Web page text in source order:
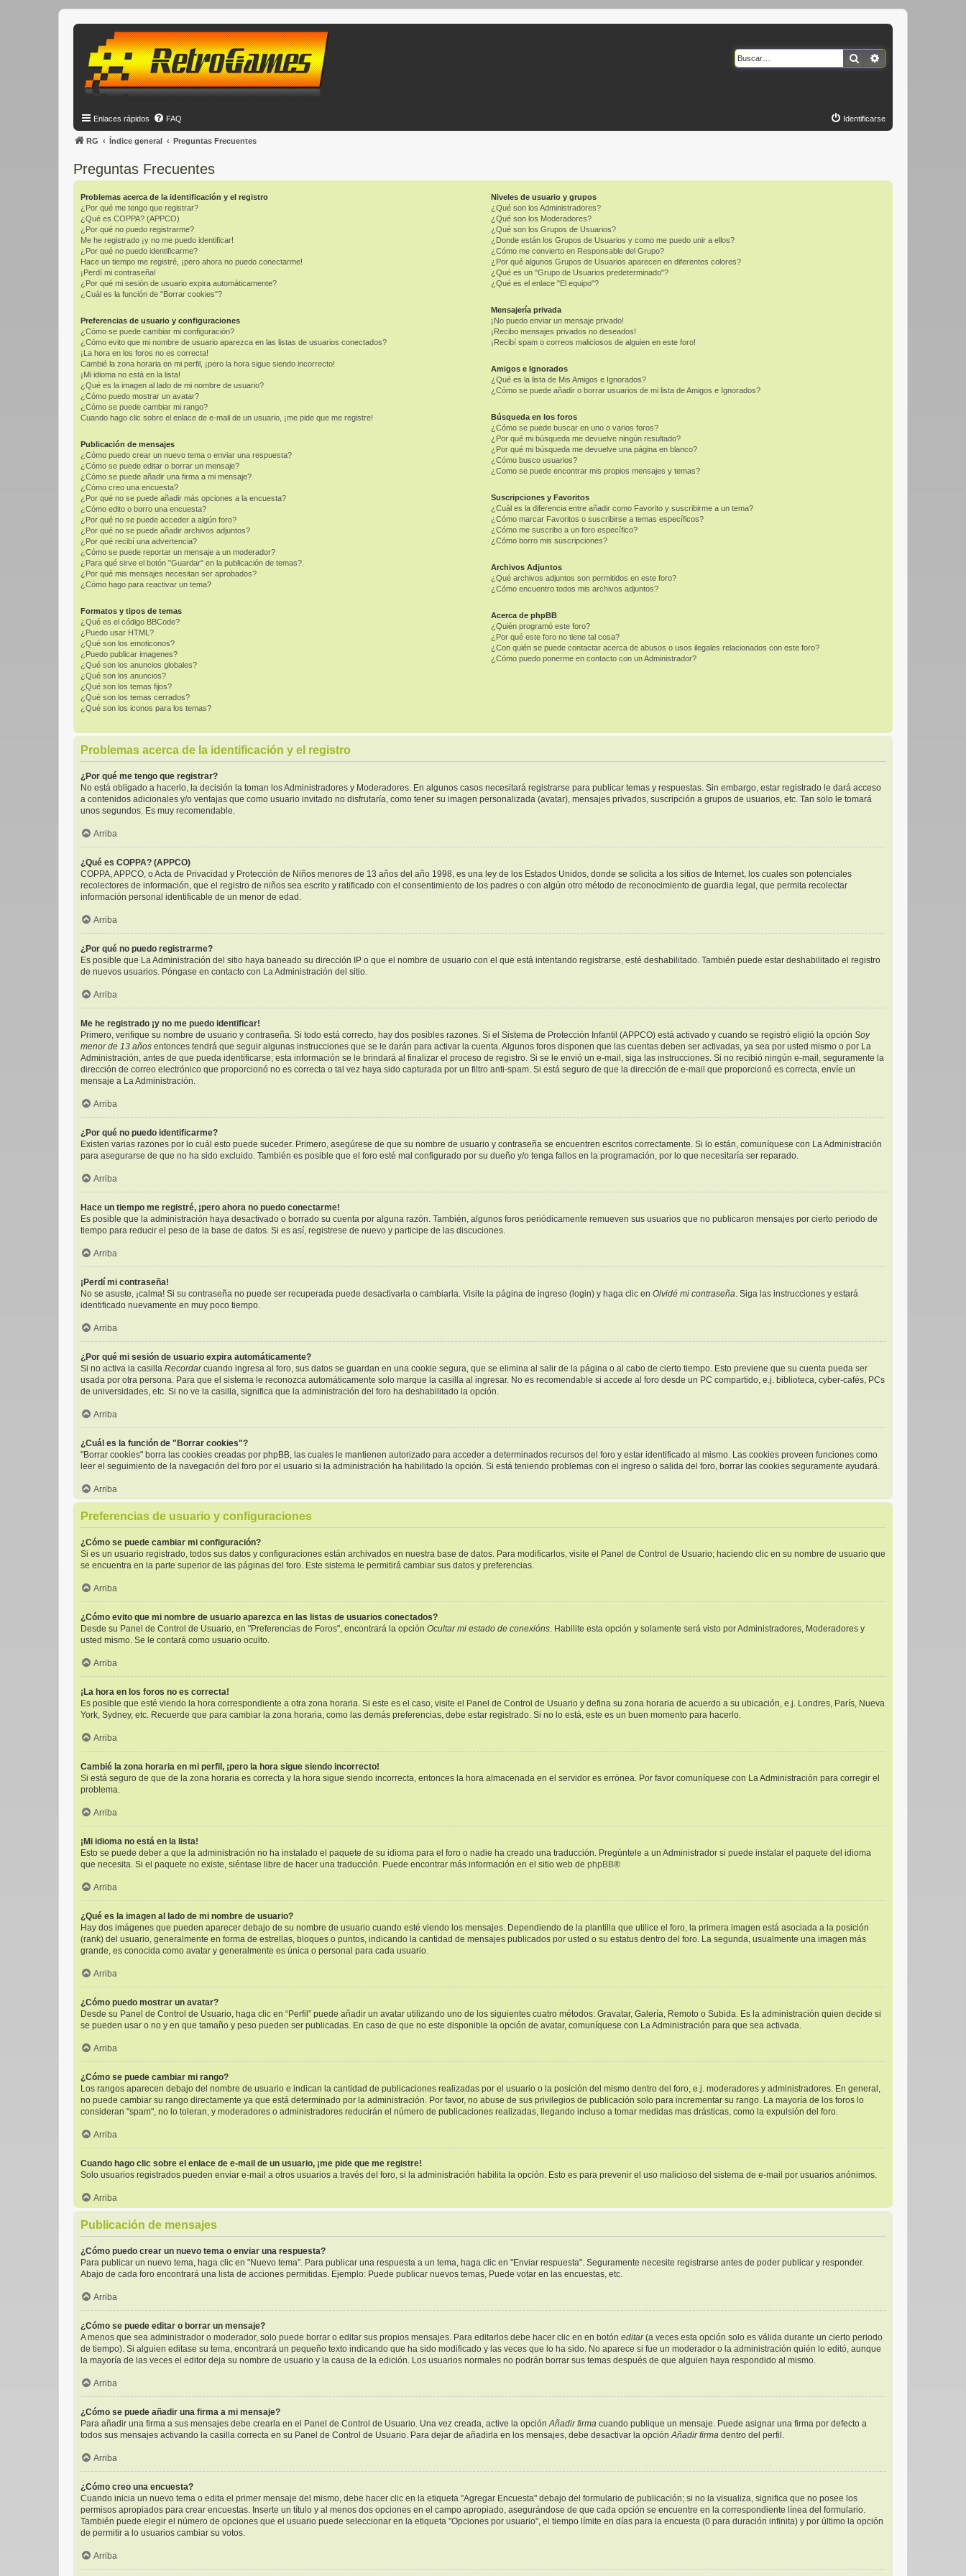
Buscar
Enlaces rápidos FAQ Identificarse
RG Índice general Preguntas Frecuentes
Preguntas Frecuentes
Problemas acerca de la identificación y el registro
¿Por qué me tengo que registrar?
¿Qué es COPPA? (APPCO)
¿Por qué no puedo registrarme?
Me he registrado ¡y no me puedo identificar!
¿Por qué no puedo identificarme?
Hace un tiempo me registré, ¡pero ahora no puedo conectarme!
¡Perdí mi contraseña!
¿Por qué mi sesión de usuario expira automáticamente?
¿Cuál es la función de "Borrar cookies"?
Preferencias de usuario y configuraciones
¿Cómo se puede cambiar mi configuración?
¿Cómo evito que mi nombre de usuario aparezca en las listas de usuarios conectados?
¡La hora en los foros no es correcta!
Cambié la zona horaria en mi perfil, ¡pero la hora sigue siendo incorrecto!
¡Mi idioma no está en la lista!
¿Qué es la imagen al lado de mi nombre de usuario?
¿Cómo puedo mostrar un avatar?
¿Cómo se puede cambiar mi rango?
Cuando hago clic sobre el enlace de e-mail de un usuario, ¡me pide que me registre!
Publicación de mensajes
¿Cómo puedo crear un nuevo tema o enviar una respuesta?
¿Cómo se puede editar o borrar un mensaje?
¿Cómo se puede añadir una firma a mi mensaje?
¿Cómo creo una encuesta?
¿Por qué no se puede añadir más opciones a la encuesta?
¿Cómo edito o borro una encuesta?
¿Por qué no se puede acceder a algún foro?
¿Por qué no se puede añadir archivos adjuntos?
¿Por qué recibí una advertencia?
¿Cómo se puede reportar un mensaje a un moderador?
¿Para qué sirve el botón "Guardar" en la publicación de temas?
¿Por qué mis mensajes necesitan ser aprobados?
¿Cómo hago para reactivar un tema?
Formatos y tipos de temas
¿Qué es el código BBCode?
¿Puedo usar HTML?
¿Qué son los emoticonos?
¿Puedo publicar imagenes?
¿Qué son los anuncios globales?
¿Qué son los anuncios?
¿Qué son los temas fijos?
¿Qué son los temas cerrados?
¿Qué son los iconos para los temas?
Niveles de usuario y grupos
¿Qué son los Administradores?
¿Qué son los Moderadores?
¿Qué son los Grupos de Usuarios?
¿Donde están los Grupos de Usuarios y como me puedo unir a ellos?
¿Cómo me convierto en Responsable del Grupo?
¿Por qué algunos Grupos de Usuarios aparecen en diferentes colores?
¿Qué es un "Grupo de Usuarios predeterminado"?
¿Qué es el enlace "El equipo"?
Mensajería privada
¡No puedo enviar un mensaje privado!
¡Recibo mensajes privados no deseados!
¡Recibí spam o correos maliciosos de alguien en este foro!
Amigos e Ignorados
¿Qué es la lista de Mis Amigos e Ignorados?
¿Cómo se puede añadir o borrar usuarios de mi lista de Amigos e Ignorados?
Búsqueda en los foros
¿Cómo se puede buscar en uno o varios foros?
¿Por qué mi búsqueda me devuelve ningún resultado?
¿Por qué mi búsqueda me devuelve una página en blanco?
¿Cómo busco usuarios?
¿Como se puede encontrar mis propios mensajes y temas?
Suscripciones y Favoritos
¿Cuál es la diferencia entre añadir como Favorito y suscribirme a un tema?
¿Cómo marcar Favoritos o suscribirse a temas específicos?
¿Cómo me suscribo a un foro específico?
¿Cómo borro mis suscripciones?
Archivos Adjuntos
¿Qué archivos adjuntos son permitidos en este foro?
¿Cómo encuentro todos mis archivos adjuntos?
Acerca de phpBB
¿Quién programó este foro?
¿Por qué este foro no tiene tal cosa?
¿Con quién se puede contactar acerca de abusos o usos ilegales relacionados con este foro?
¿Cómo puedo ponerme en contacto con un Administrador?
Problemas acerca de la identificación y el registro
¿Por qué me tengo que registrar?
No está obligado a hacerlo, la decisión la toman los Administradores y Moderadores. En algunos casos necesitará registrarse para publicar temas y respuestas. Sin embargo, estar registrado le dará acceso
a contenidos adicionales y/o ventajas que como usuario invitado no disfrutaría, como tener su imagen personalizada (avatar), mensajes privados, suscripción a grupos de usuarios, etc. Tan solo le tomará
unos segundos. Es muy recomendable.
Arriba
¿Qué es COPPA? (APPCO)
COPPA, APPCO, o Acta de Privacidad y Protección de Niños menores de 13 años del año 1998, es una ley de los Estados Unidos, donde se solicita a los sitios de Internet, los cuales son potenciales
recolectores de información, que el registro de niños sea escrito y ratificado con el consentimiento de los padres o con algún otro método de reconocimiento de guardia legal, que permita recolectar
información personal identificable de un menor de edad.
Arriba
¿Por qué no puedo registrarme?
Es posible que La Administración del sitio haya baneado su dirección IP o que el nombre de usuario con el que está intentando registrarse, esté deshabilitado. También puede estar deshabilitado el registro
de nuevos usuarios. Póngase en contacto con La Administración del sitio.
Arriba
Me he registrado ¡y no me puedo identificar!
Primero, verifique su nombre de usuario y contraseña. Si todo está correcto, hay dos posibles razones. Si el Sistema de Protección Infantil (APPCO) está activado y cuando se registró eligió la opción Soy
menor de 13 años entonces tendrá que seguir algunas instrucciones que se le darán para activar la cuenta. Algunos foros disponen que las cuentas deben ser activadas, ya sea por usted mismo o por La
Administración, antes de que pueda identificarse; esta información se le brindará al finalizar el proceso de registro. Si se le envió un e-mail, siga las instrucciones. Si no recibió ningún e-mail, seguramente la
dirección de correo electrónico que proporcionó no es correcta o tal vez haya sido capturada por un filtro anti-spam. Si está seguro de que la dirección de e-mail que proporcionó es correcta, envíe un
mensaje a La Administración.
Arriba
¿Por qué no puedo identificarme?
Existen varias razones por lo cuál esto puede suceder. Primero, asegúrese de que su nombre de usuario y contraseña se encuentren escritos correctamente. Si lo están, comuníquese con La Administración
para asegurarse de que no ha sido excluido. También es posible que el foro esté mal configurado por su dueño y/o tenga fallos en la programación, por lo que necesitaría ser reparado.
Arriba
Hace un tiempo me registré, ¡pero ahora no puedo conectarme!
Es posible que la administración haya desactivado o borrado su cuenta por alguna razón. También, algunos foros periódicamente remueven sus usuarios que no publicaron mensajes por cierto periodo de
tiempo para reducir el peso de la base de datos. Si es así, registrese de nuevo y participe de las discuciones.
Arriba
¡Perdí mi contraseña!
No se asuste, ¡calma! Si su contraseña no puede ser recuperada puede desactivarla o cambiarla. Visite la página de ingreso (login) y haga clic en Olvidé mi contraseña. Siga las instrucciones y estará
identificado nuevamente en muy poco tiempo.
Arriba
¿Por qué mi sesión de usuario expira automáticamente?
Si no activa la casilla Recordarcuando ingresa al foro, sus datos se guardan en una cookie segura, que se elimina al salir de la página o al cabo de cierto tiempo. Esto previene que su cuenta pueda ser
usada por otra persona. Para que el sistema le reconozca automáticamente solo marque la casilla al ingresar. No es recomendable si accede al foro desde un PC compartido, e.j. biblioteca, cyber-cafés, PCs
de universidades, etc. Si no ve la casilla, significa que la administración del foro ha deshabilitado la opción.
Arriba
¿Cuál es la función de "Borrar cookies"?
"Borrar cookies" borra las cookies creadas por phpBB, las cuales le mantienen autorizado para acceder a determinados recursos del foro y estar identificado al mismo. Las cookies proveen funciones como
leer el seguimiento de la navegación del foro por el usuario si la administración ha habilitado la opción. Si está teniendo problemas con el ingreso o salida del foro, borrar las cookies seguramente ayudará.
Arriba
Preferencias de usuario y configuraciones
¿Cómo se puede cambiar mi configuración?
Si es un usuario registrado, todos sus datos y configuraciones están archivados en nuestra base de datos. Para modificarlos, visite el Panel de Control de Usuario; haciendo clic en su nombre de usuario que
se encuentra en la parte superior de las páginas del foro. Este sistema le permitirá cambiar sus datos y preferencias.
Arriba
¿Cómo evito que mi nombre de usuario aparezca en las listas de usuarios conectados?
Desde su Panel de Control de Usuario, en "Preferencias de Foros", encontrará la opción Ocultar mi estado de conexións. Habilite esta opción y solamente será visto por Administradores, Moderadores y
usted mismo. Se le contará como usuario oculto.
Arriba
¡La hora en los foros no es correcta!
Es posible que esté viendo la hora correspondiente a otra zona horaria. Si este es el caso, visite el Panel de Control de Usuario y defina su zona horaria de acuerdo a su ubicación, e.j. Londres, París, Nueva
York, Sydney, etc. Recuerde que para cambiar la zona horaria, como las demás preferencias, debe estar registrado. Si no lo está, este es un buen momento para hacerlo.
Arriba
Cambié la zona horaria en mi perfil, ¡pero la hora sigue siendo incorrecto!
Si está seguro de que de la zona horaria es correcta y la hora sigue siendo incorrecta, entonces la hora almacenada en el servidor es errónea. Por favor comuníquese con La Administración para corregir el
problema.
Arriba
¡Mi idioma no está en la lista!
Esto se puede deber a que la administración no ha instalado el paquete de su idioma para el foro o nadie ha creado una traducción. Pregúntele a un Administrador si puede instalar el paquete del idioma
que necesita. Si el paquete no existe, siéntase libre de hacer una traducción. Puede encontrar más información en el sitio web de phpBB®
Arriba
¿Qué es la imagen al lado de mi nombre de usuario?
Hay dos imágenes que pueden aparecer debajo de su nombre de usuario cuando esté viendo los mensajes. Dependiendo de la plantilla que utilice el foro, la primera imagen está asociada a la posición
(rank) del usuario, generalmente en forma de estrellas, bloques o puntos, indicando la cantidad de mensajes publicados por usted o su estatus dentro del foro. La segunda, usualmente una imagen más
grande, es conocida como avatar y generalmente es única o personal para cada usuario.
Arriba
¿Cómo puedo mostrar un avatar?
Desde su Panel de Control de Usuario, haga clic en “Perfil” puede añadir un avatar utilizando uno de los siguientes cuatro métodos: Gravatar, Galería, Remoto o Subida. Es la administración quien decide si
se pueden usar o no y en que tamaño y peso pueden ser publicadas. En caso de que no este disponible la opción de avatar, comuníquese con La Administración para que sea activada.
Arriba
¿Cómo se puede cambiar mi rango?
Los rangos aparecen debajo del nombre de usuario e indican la cantidad de publicaciones realizadas por el usuario o la posición del mismo dentro del foro, e.j. moderadores y administradores. En general,
no puede cambiar su rango directamente ya que está determinado por la administración. Por favor, no abuse de sus privilegios de publicación solo para incrementar su rango. La mayoría de los foros lo
consideran "spam", no lo toleran, y moderadores o administradores reducirán el número de publicaciones realizadas, llegando incluso a tomar medidas mas drásticas, como la expulsión del foro.
Arriba
Cuando hago clic sobre el enlace de e-mail de un usuario, ¡me pide que me registre!
Solo usuarios registrados pueden enviar e-mail a otros usuarios a través del foro, si la administración habilita la opción. Esto es para prevenir el uso malicioso del sistema de e-mail por usuarios anónimos.
Arriba
Publicación de mensajes
¿Cómo puedo crear un nuevo tema o enviar una respuesta?
Para publicar un nuevo tema, haga clic en "Nuevo tema". Para publicar una respuesta a un tema, haga clic en "Enviar respuesta". Seguramente necesite registrarse antes de poder publicar y responder.
Abajo de cada foro encontrará una lista de acciones permitidas. Ejemplo: Puede publicar nuevos temas, Puede votar en las encuestas, etc.
Arriba
¿Cómo se puede editar o borrar un mensaje?
A menos que sea administrador o moderador, solo puede borrar o editar sus propios mensajes. Para editarlos debe hacer clic en en botón editar(a veces esta opción solo es válida durante un cierto periodo
de tiempo). Si alguien editase su tema, encontrará un pequeño texto indicando que ha sido modificado y las veces que lo ha sido. No aparece si fue un moderador o la administración quién lo editó, aunque
la mayoría de las veces el editor deja su nombre de usuario y la causa de la edición. Los usuarios normales no podrán borrar sus temas después de que alguien haya respondido al mismo.
Arriba
¿Cómo se puede añadir una firma a mi mensaje?
Para añadir una firma a sus mensajes debe crearla en el Panel de Control de Usuario. Una vez creada, active la opciónAñadir firma cuando publique un mensaje. Puede asignar una firma por defecto a
todos sus mensajes activando la casilla correcta en su Panel de Control de Usuario. Para dejar de añadirla en los mensajes, debe desactivar la opciónAñadir firma dentro del perfil.
Arriba
¿Cómo creo una encuesta?
Cuando inicia un nuevo tema o edita el primer mensaje del mismo, debe hacer clic en la etiqueta "Agregar Encuesta" debajo del formulario de publicación; si no la visualiza, significa que no posee los
permisos apropiados para crear encuestas. Inserte un título y al menos dos opciones en el campo apropiado, asegurándose de que cada opción se encuentre en la correspondiente línea del formulario.
También puede elegir el número de opciones que el usuario puede seleccionar en la etiqueta "Opciones por usuario", el tiempo límite en días para la encuesta (0 para duración infinita) y por último la opción
de permitir a lo usuarios cambiar su votos.
Arriba